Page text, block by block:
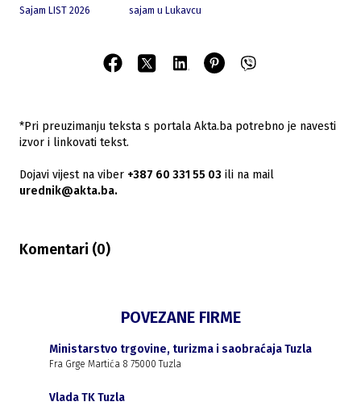
Sajam LIST 2026 sajam u Lukavcu
*Pri preuzimanju teksta s portala Akta.ba potrebno je navesti
izvor i linkovati tekst.
Dojavi vijest na viber +387 60 331 55 03 ili na mail
urednik@akta.ba.
Komentari (0)
POVEZANE FIRME
Ministarstvo trgovine, turizma i saobraćaja Tuzla
Fra Grge Martića 8 75000 Tuzla
Vlada TK Tuzla